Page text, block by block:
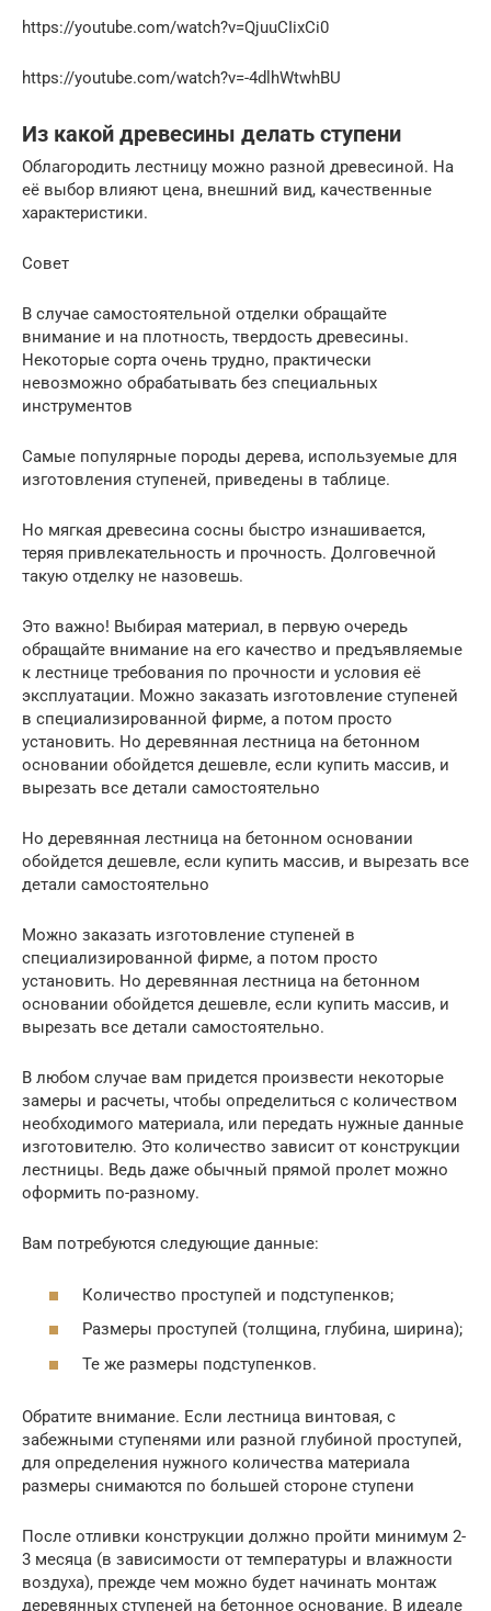
https://youtube.com/watch?v=QjuuCIixCi0
https://youtube.com/watch?v=-4dlhWtwhBU
Из какой древесины делать ступени
Облагородить лестницу можно разной древесиной. На
её выбор влияют цена, внешний вид, качественные
характеристики.
Совет
В случае самостоятельной отделки обращайте
внимание и на плотность, твердость древесины.
Некоторые сорта очень трудно, практически
невозможно обрабатывать без специальных
инструментов
Самые популярные породы дерева, используемые для
изготовления ступеней, приведены в таблице.
Но мягкая древесина сосны быстро изнашивается,
теряя привлекательность и прочность. Долговечной
такую отделку не назовешь.
Это важно! Выбирая материал, в первую очередь
обращайте внимание на его качество и предъявляемые
к лестнице требования по прочности и условия её
эксплуатации. Можно заказать изготовление ступеней
в специализированной фирме, а потом просто
установить. Но деревянная лестница на бетонном
основании обойдется дешевле, если купить массив, и
вырезать все детали самостоятельно
Но деревянная лестница на бетонном основании
обойдется дешевле, если купить массив, и вырезать все
детали самостоятельно
Можно заказать изготовление ступеней в
специализированной фирме, а потом просто
установить. Но деревянная лестница на бетонном
основании обойдется дешевле, если купить массив, и
вырезать все детали самостоятельно.
В любом случае вам придется произвести некоторые
замеры и расчеты, чтобы определиться с количеством
необходимого материала, или передать нужные данные
изготовителю. Это количество зависит от конструкции
лестницы. Ведь даже обычный прямой пролет можно
оформить по-разному.
Вам потребуются следующие данные:
Количество проступей и подступенков;
Размеры проступей (толщина, глубина, ширина);
Те же размеры подступенков.
Обратите внимание. Если лестница винтовая, с
забежными ступенями или разной глубиной проступей,
для определения нужного количества материала
размеры снимаются по большей стороне ступени
После отливки конструкции должно пройти минимум 2-
3 месяца (в зависимости от температуры и влажности
воздуха), прежде чем можно будет начинать монтаж
деревянных ступеней на бетонное основание. В идеале